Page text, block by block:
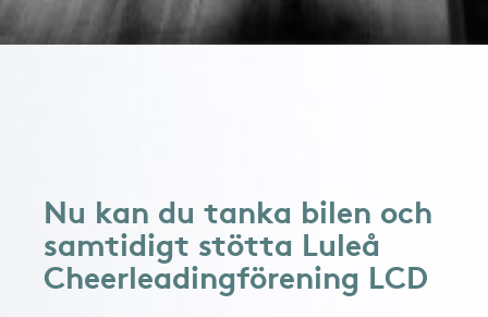
Nu kan du tanka bilen och
samtidigt stötta Luleå
Cheerleadingförening LCD